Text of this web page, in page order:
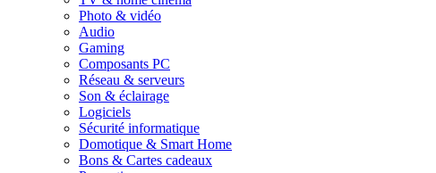
Photo & vidéo
Audio
Gaming
Composants PC
Réseau & serveurs
Son & éclairage
Logiciels
Sécurité informatique
Domotique & Smart Home
Bons & Cartes cadeaux